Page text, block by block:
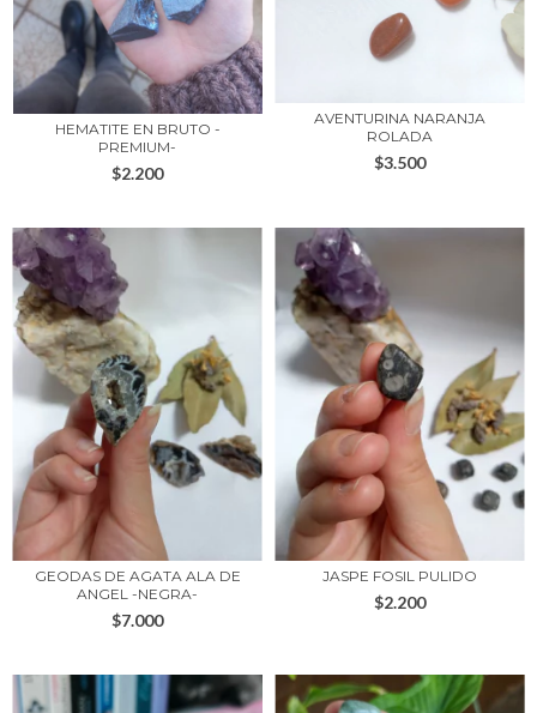
HEMATITE EN BRUTO -
PREMIUM-
$2.200
AVENTURINA NARANJA
ROLADA
$3.500
GEODAS DE AGATA ALA DE
ANGEL -NEGRA-
$7.000
JASPE FOSIL PULIDO
$2.200